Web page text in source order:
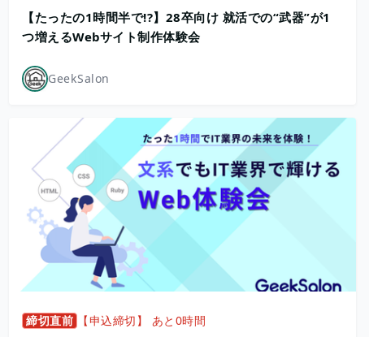
【たったの1時間半で!?】28卒向け 就活での“武器”が1
つ増えるWebサイト制作体験会
GeekSalon
締切直前 【申込締切】 あと0時間